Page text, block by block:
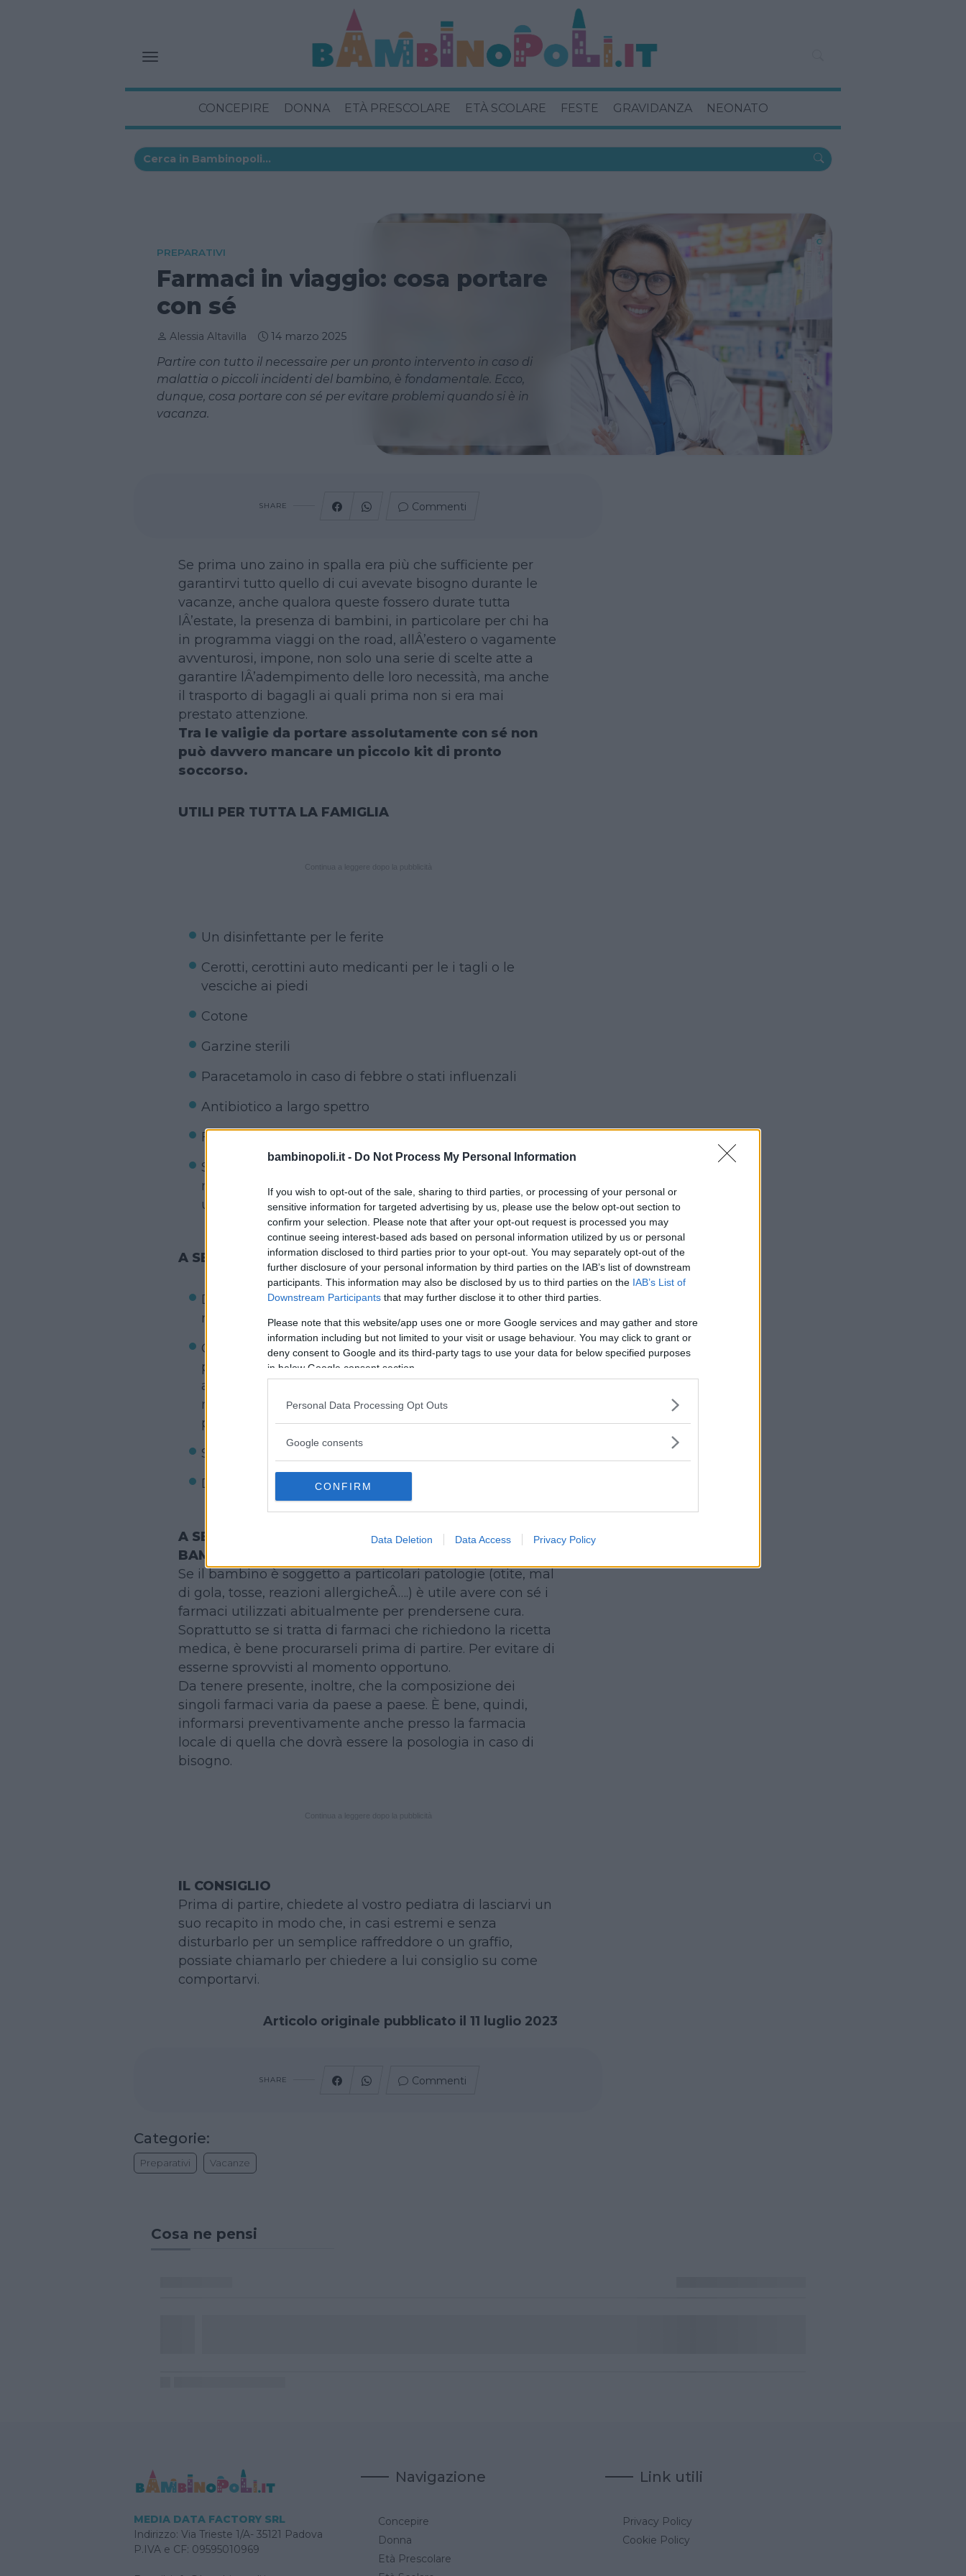
bambinopoli.it - Do Not Process My Personal Information
If you wish to opt-out of the sale, sharing to third parties, or processing of your personal or
sensitive information for targeted advertising by us, please use the below opt-out section to
confirm your selection. Please note that after your opt-out request is processed you may
continue seeing interest-based ads based on personal information utilized by us or personal
information disclosed to third parties prior to your opt-out. You may separately opt-out of the
further disclosure of your personal information by third parties on the IAB’s list of downstream
participants. This information may also be disclosed by us to third parties on the IAB’s List of
Downstream Participants that may further disclose it to other third parties.
Please note that this website/app uses one or more Google services and may gather and store
information including but not limited to your visit or usage behaviour. You may click to grant or
deny consent to Google and its third-party tags to use your data for below specified purposes
in below Google consent section.
Personal Data Processing Opt Outs
Google consents
CONFIRM
Data Deletion Data Access Privacy Policy
CONCEPIRE DONNA ETÀ PRESCOLARE ETÀ SCOLARE FESTE GRAVIDANZA NEONATO
PREPARATIVI
Farmaci in viaggio: cosa portare
con sé
Alessia Altavilla 14 marzo 2025
Partire con tutto il necessaire per un pronto intervento in caso di
malattia o piccoli incidenti del bambino, è fondamentale. Ecco,
dunque, cosa portare con sé per evitare problemi quando si è in
vacanza.
SHARE Commenti
Se prima uno zaino in spalla era più che sufficiente per
garantirvi tutto quello di cui avevate bisogno durante le
vacanze, anche qualora queste fossero durate tutta
lÂ’estate, la presenza di bambini, in particolare per chi ha
in programma viaggi on the road, allÂ’estero o vagamente
avventurosi, impone, non solo una serie di scelte atte a
garantire lÂ’adempimento delle loro necessità, ma anche
il trasporto di bagagli ai quali prima non si era mai
prestato attenzione.
Tra le valigie da portare assolutamente con sé non
può davvero mancare un piccolo kit di pronto
soccorso.
UTILI PER TUTTA LA FAMIGLIA
Un disinfettante per le ferite
Cerotti, cerottini auto medicanti per le i tagli o le
vesciche ai piedi
Cotone
Garzine sterili
Paracetamolo in caso di febbre o stati influenzali
Antibiotico a largo spettro
Fermenti lattici
Se il bambino soffre di cinetosi, ossia mal dÂ’auto, di
mare, di aereo o di treno, fondamentale avere con sé
una scatola di farmaci anticolinergici
A SECONDA DELLA DESTINAZIONE
Disinfettante intestinale (nel caso viaggiate in paesi a
rischio)
Creme, spray e stick per il dopo-puntura. Per i più
piccoli, in commercio troverete baby-cerotti
antizanzara che rilasciano oli naturali lenitivi e
rinfrescanti contro il prurito e i fastidi causati dalle
punture.
Solari adatti al proprio fototipo
Doposole
A SECONDA DELLE ESIGENZE SPECIFICHE DEL
BAMBINO
Se il bambino è soggetto a particolari patologie (otite, mal
di gola, tosse, reazioni allergicheÂ….) è utile avere con sé i
farmaci utilizzati abitualmente per prendersene cura.
Soprattutto se si tratta di farmaci che richiedono la ricetta
medica, è bene procurarseli prima di partire. Per evitare di
esserne sprovvisti al momento opportuno.
Da tenere presente, inoltre, che la composizione dei
singoli farmaci varia da paese a paese. È bene, quindi,
informarsi preventivamente anche presso la farmacia
locale di quella che dovrà essere la posologia in caso di
bisogno.
IL CONSIGLIO
Prima di partire, chiedete al vostro pediatra di lasciarvi un
suo recapito in modo che, in casi estremi e senza
disturbarlo per un semplice raffreddore o un graffio,
possiate chiamarlo per chiedere a lui consiglio su come
comportarvi.
Articolo originale pubblicato il 11 luglio 2023
SHARE Commenti
Categorie:
Preparativi Vacanze
Cosa ne pensi
MEDIA DATA FACTORY SRL
Indirizzo: Via Trieste 1/A- 35121 Padova
P.IVA e CF: 09595010969
Navigazione
Concepire
Donna
Età Prescolare
Link utili
Privacy Policy
Cookie Policy